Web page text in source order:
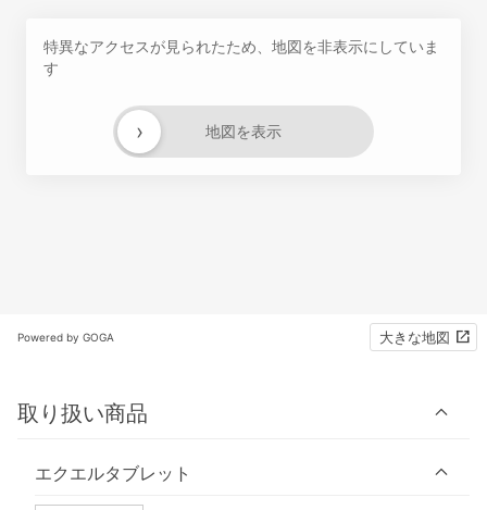
特異なアクセスが見られたため、地図を非表示にしていま
す
地図を表示
›
Powered by GOGA 大きな地図
取り扱い商品
エクエルタブレット